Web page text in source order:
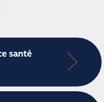
santé